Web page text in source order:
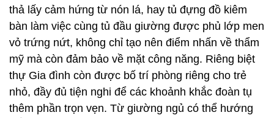
thả lấy cảm hứng từ nón lá, hay tủ đựng đồ kiêm
bàn làm việc cùng tủ đầu giường được phủ lớp men
vỏ trứng nứt, không chỉ tạo nên điểm nhấn về thẩm
mỹ mà còn đảm bảo về mặt công năng. Riêng biệt
thự Gia đình còn được bố trí phòng riêng cho trẻ
nhỏ, đầy đủ tiện nghi để các khoảnh khắc đoàn tụ
thêm phần trọn vẹn. Từ giường ngủ có thể hướng